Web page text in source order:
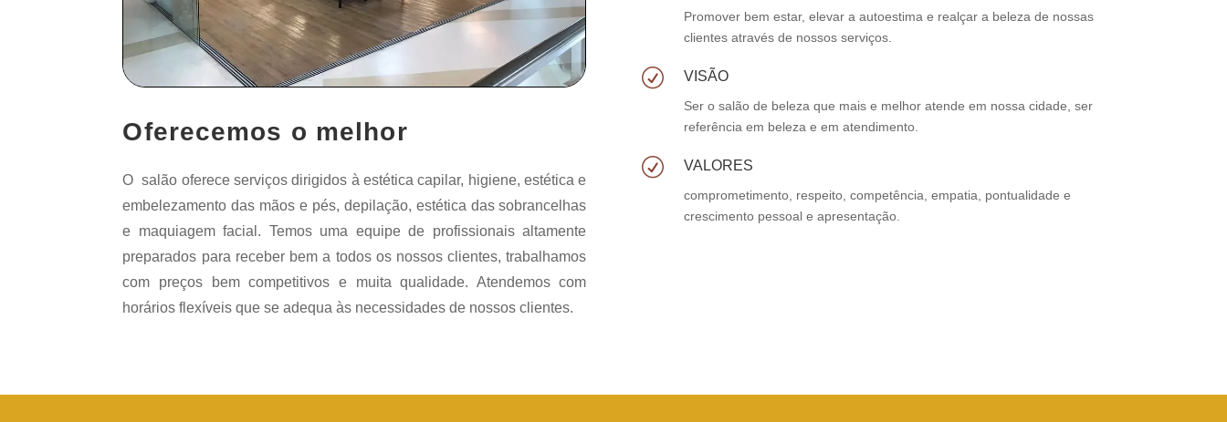
Oferecemos o melhor
O salão oferece serviços dirigidos à estética capilar, higiene, estética e
embelezamento das mãos e pés, depilação, estética das sobrancelhas
e maquiagem facial. Temos uma equipe de profissionais altamente
preparados para receber bem a todos os nossos clientes, trabalhamos
com preços bem competitivos e muita qualidade. Atendemos com
horários flexíveis que se adequa às necessidades de nossos clientes.
Promover bem estar, elevar a autoestima e realçar a beleza de nossas
clientes através de nossos serviços.
R VISÃO
Ser o salão de beleza que mais e melhor atende em nossa cidade, ser
referência em beleza e em atendimento.
R VALORES
comprometimento, respeito, competência, empatia, pontualidade e
crescimento pessoal e apresentação.